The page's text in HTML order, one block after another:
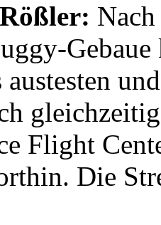
Flight
Die